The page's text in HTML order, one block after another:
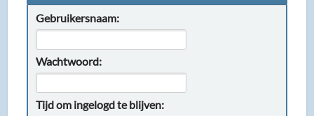
Gebruikersnaam:
Wachtwoord:
Tijd om ingelogd te blijven: